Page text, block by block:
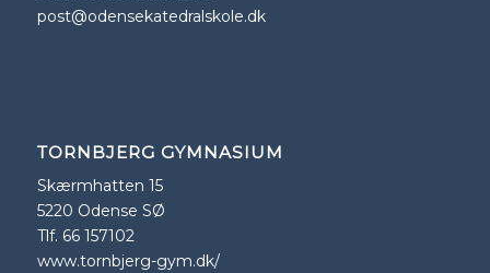
post@odensekatedralskole.dk
TORNBJERG GYMNASIUM
Skærmhatten 15
5220 Odense SØ
Tlf. 66 157102
www.tornbjerg-gym.dk/